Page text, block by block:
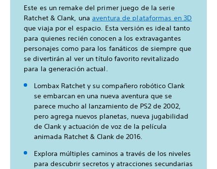
Este es un remake del primer juego de la serie
Ratchet & Clank, unaaventura de plataformas en 3D
que viaja por el espacio. Esta versión es ideal tanto
para quienes recién conocen a los extravagantes
personajes como para los fanáticos de siempre que
se divertirán al ver un título favorito revitalizado
para la generación actual.
Lombax Ratchet y su compañero robótico Clank
se embarcan en una nueva aventura que se
parece mucho al lanzamiento de PS2 de 2002,
pero agrega nuevos planetas, nueva jugabilidad
de Clank y actuación de voz de la película
animada Ratchet & Clank de 2016.
Explora múltiples caminos a través de los niveles
para descubrir secretos y atracciones secundarias